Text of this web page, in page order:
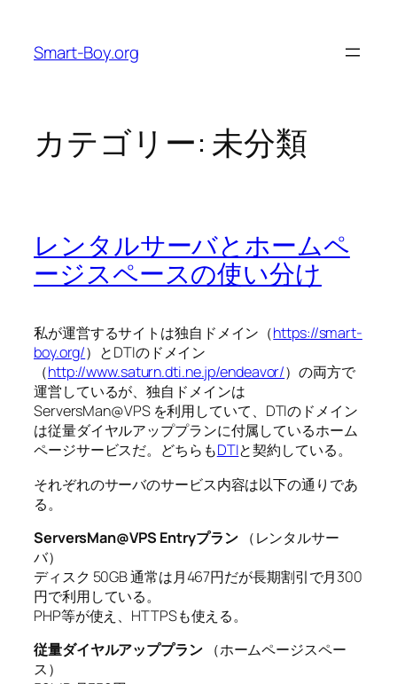
Smart-Boy.org
カテゴリー: 未分類
レンタルサーバとホームペ
ージスペースの使い分け
私が運営するサイトは独自ドメイン（https://smart-
boy.org/）とDTIのドメイン
（http://www.saturn.dti.ne.jp/endeavor/）の両方で
運営しているが、独自ドメインは
ServersMan@VPS を利用していて、DTIのドメイン
は従量ダイヤルアッププランに付属しているホーム
ページサービスだ。どちらもDTIと契約している。
それぞれのサーバのサービス内容は以下の通りであ
る。
ServersMan@VPS Entryプラン（レンタルサー
バ）
ディスク 50GB 通常は月467円だが長期割引で月300
円で利用している。
PHP等が使え、HTTPSも使える。
従量ダイヤルアッププラン（ホームページスペー
ス）